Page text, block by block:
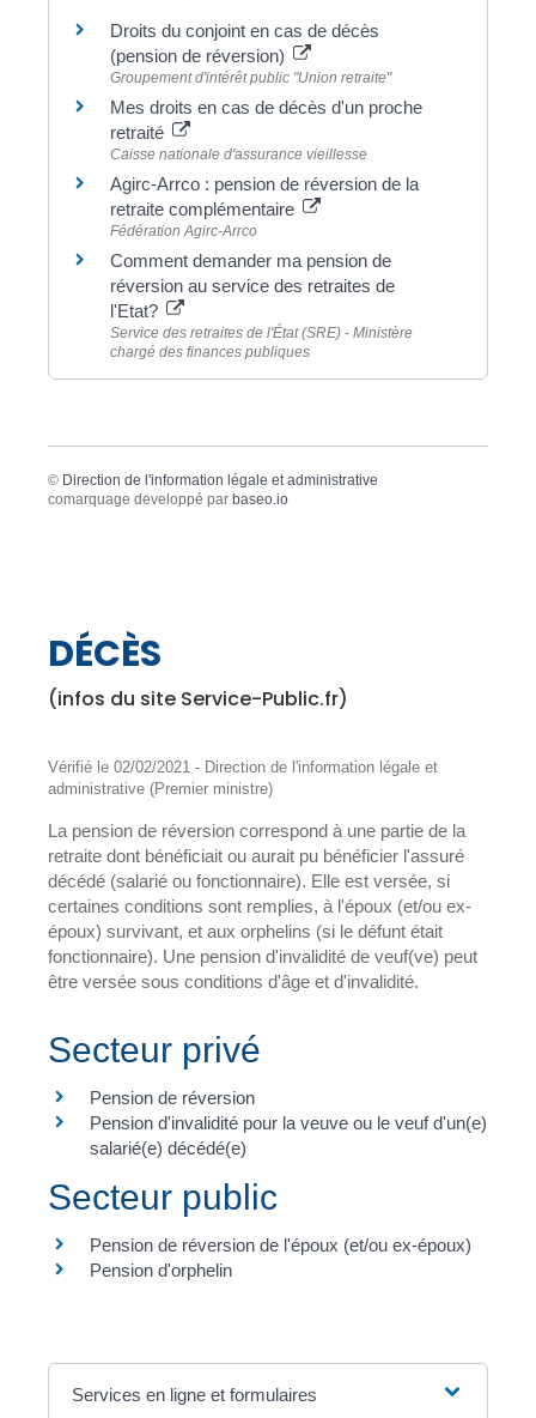
Droits du conjoint en cas de décès
(pension de réversion)
Groupement d'intérêt public "Union retraite"
Mes droits en cas de décès d'un proche
retraité
Caisse nationale d'assurance vieillesse
Agirc-Arrco : pension de réversion de la
retraite complémentaire
Fédération Agirc-Arrco
Comment demander ma pension de
réversion au service des retraites de
l'Etat?
Service des retraites de l'État (SRE) - Ministère
chargé des finances publiques
© Direction de l'information légale et administrative
comarquage developpé par baseo.io
DÉCÈS
(infos du site Service-Public.fr)
Vérifié le 02/02/2021 - Direction de l'information légale et
administrative (Premier ministre)
La pension de réversion correspond à une partie de la
retraite dont bénéficiait ou aurait pu bénéficier l'assuré
décédé (salarié ou fonctionnaire). Elle est versée, si
certaines conditions sont remplies, à l'époux (et/ou ex-
époux) survivant, et aux orphelins (si le défunt était
fonctionnaire). Une pension d'invalidité de veuf(ve) peut
être versée sous conditions d'âge et d'invalidité.
Secteur privé
Pension de réversion
Pension d'invalidité pour la veuve ou le veuf d'un(e)
salarié(e) décédé(e)
Secteur public
Pension de réversion de l'époux (et/ou ex-époux)
Pension d'orphelin
Services en ligne et formulaires